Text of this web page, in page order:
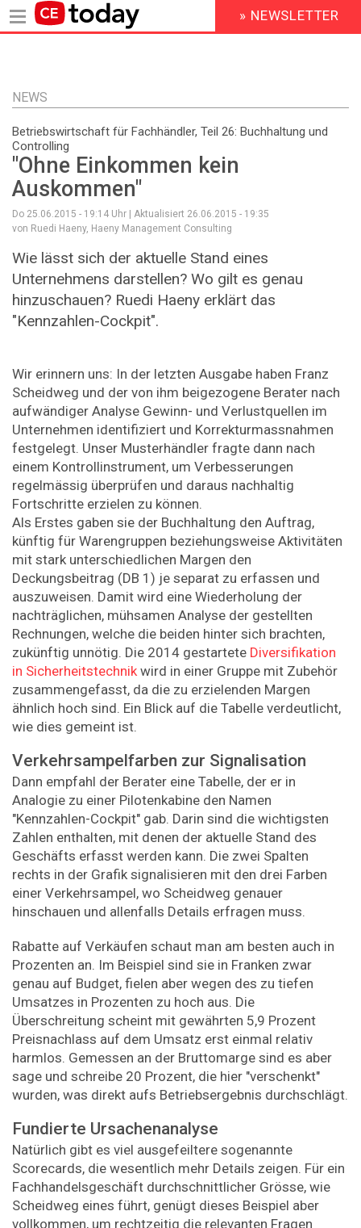
Inhalt
HEADER
MENU
» NEWSLETTER
NEWS
Betriebswirtschaft für Fachhändler, Teil 26: Buchhaltung und
Controlling
"Ohne Einkommen kein
Auskommen"
Do 25.06.2015 - 19:14 Uhr | Aktualisiert 26.06.2015 - 19:35
von Ruedi Haeny, Haeny Management Consulting
Wie lässt sich der aktuelle Stand eines
Unternehmens darstellen? Wo gilt es genau
hinzuschauen? Ruedi Haeny erklärt das
"Kennzahlen-Cockpit".
Wir erinnern uns: In der letzten Ausgabe haben Franz
Scheidweg und der von ihm beigezogene Berater nach
aufwändiger Analyse Gewinn- und Verlustquellen im
Unternehmen identifiziert und Korrekturmassnahmen
festgelegt. Unser Musterhändler fragte dann nach
einem Kon­trollinstrument, um Verbesserungen
regelmässig überprüfen und daraus nachhaltig
Fortschritte erzielen zu können.
Als Erstes gaben sie der Buchhaltung den Auftrag,
künftig für Warengruppen beziehungsweise Aktivitäten
mit stark unterschiedlichen Margen den
Deckungsbeitrag (DB 1) je separat zu erfassen und
auszuweisen. Damit wird eine Wiederholung der
nachträglichen, mühsamen Analyse der gestellten
Rechnungen, welche die beiden hinter sich brachten,
zukünftig unnötig. Die 2014 gestartete Diversifikation
in Sicherheitstechnik wird in einer Gruppe mit Zubehör
zusammengefasst, da die zu erzielenden Margen
ähnlich hoch sind. Ein Blick auf die Tabelle verdeutlicht,
wie dies gemeint ist.
Verkehrsampelfarben zur Signalisation
Dann empfahl der Berater eine Tabelle, der er in
Analogie zu einer Pilotenkabine den Namen
"Kennzahlen-Cockpit" gab. Darin sind die wichtigsten
Zahlen enthalten, mit denen der aktuelle Stand des
Geschäfts erfasst werden kann. Die zwei Spalten
rechts in der Grafik signalisieren mit den drei Farben
einer Verkehrsampel, wo Scheidweg genauer
hinschauen und allenfalls Details erfragen muss.
Rabatte auf Verkäufen schaut man am besten auch in
Prozenten an. Im Beispiel sind sie in Franken zwar
genau auf Budget, fielen aber wegen des zu tiefen
Umsatzes in Prozenten zu hoch aus. Die
Überschreitung scheint mit gewährten 5,9 Prozent
Preisnachlass auf dem Umsatz erst einmal relativ
harmlos. Gemessen an der Bruttomarge sind es aber
sage und schreibe 20 Prozent, die hier ­"verschenkt"
wurden, was direkt aufs Betriebsergebnis durchschlägt.
Fundierte Ursachenanalyse
Natürlich gibt es viel ausgefeiltere sogenannte
Scorecards, die wesentlich mehr Details zeigen. Für ein
Fachhandelsgeschäft durchschnittlicher Grösse, wie
Scheidweg eines führt, genügt dieses Beispiel aber
vollkommen, um rechtzeitig die relevanten Fragen